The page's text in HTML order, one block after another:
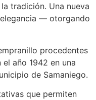
tradición. Una nueva
— otorgando
procedentes
año 1942 en una
de Samaniego.
que permiten